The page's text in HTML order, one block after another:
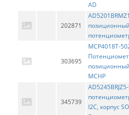
AD
202871
303695
MCP4018T-
MCHP
345739
I2C, корпус